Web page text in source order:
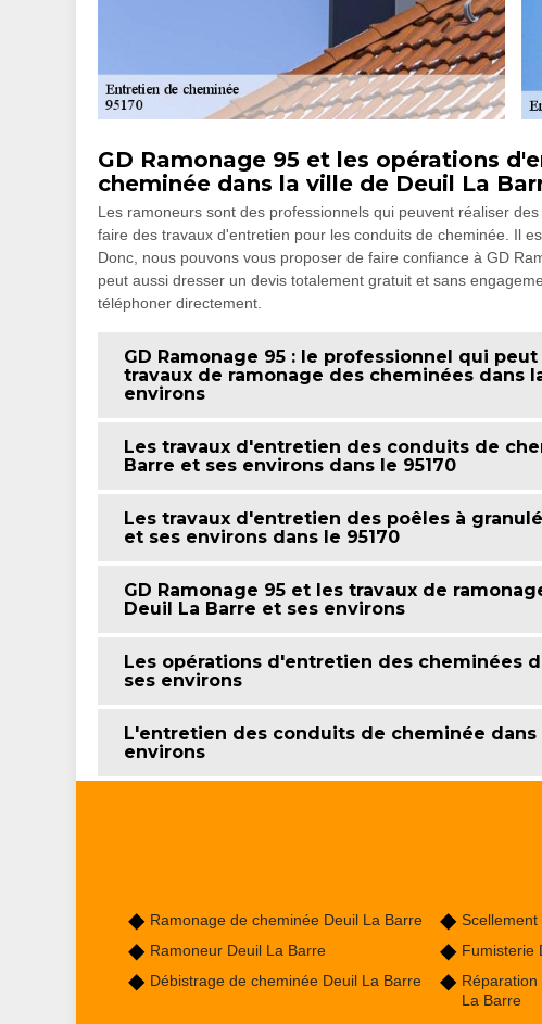
GD Ramonage 95 et les opérations
cheminée dans la ville de Deuil La
Les ramoneurs sont des professionnels qui peuvent réaliser
faire des travaux d'entretien pour les conduits de cheminée. Il
Donc, nous pouvons vous proposer de faire confiance à GD
peut aussi dresser un devis totalement gratuit et sans
téléphoner directement.
GD Ramonage 95 : le professionnel qui
travaux de ramonage des cheminées dans
environs
Les travaux d'entretien des conduits de
Barre et ses environs dans le 95170
Les travaux d'entretien des poêles à
et ses environs dans le 95170
GD Ramonage 95 et les travaux de
Deuil La Barre et ses environs
Les opérations d'entretien des cheminées
ses environs
L'entretien des conduits de cheminée dans
environs
Ramonage de cheminée Deuil La Barre
Ramoneur Deuil La Barre
Débistrage de cheminée Deuil La Barre
Fumisterie
La Barre